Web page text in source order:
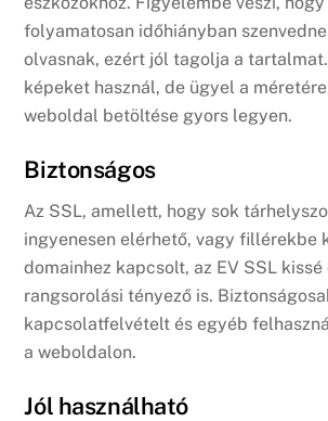
folyamatosan időhiányban
olvasnak, ezért jól tagolja a
képeket használ, de ügyel a
weboldal betöltése gyors legyen.
Biztonságos
Az SSL, amellett, hogy sok
ingyenesen elérhető, vagy fillérekbe
domainhez kapcsolt, az EV SSL
rangsorolási tényező is.
kapcsolatfelvételt és egyéb
a weboldalon.
Jól használható